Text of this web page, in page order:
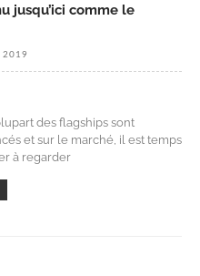
jusqu’ici comme le
2019
des flagships sont
et sur le marché, il est temps
à regarder